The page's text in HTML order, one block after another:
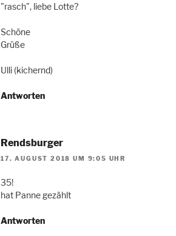
"rasch", liebe Lotte?
Schöne
Grüße
Ulli (kichernd)
Antworten
Rendsburger
17. AUGUST 2018 UM 9:05 UHR
35!
hat Panne gezählt
Antworten